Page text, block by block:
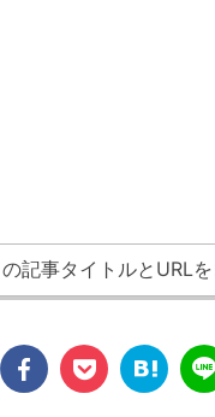
の記事タイトルとURL